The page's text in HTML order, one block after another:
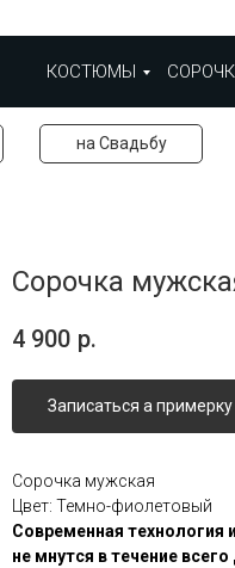
КОСТЮМЫ
на Свадьбу
Сорочка
4 900 р.
Записаться а примерку
Сорочка мужская
Цвет: Темно-фиолетовый
Современная технология
не мнутся втечение всего